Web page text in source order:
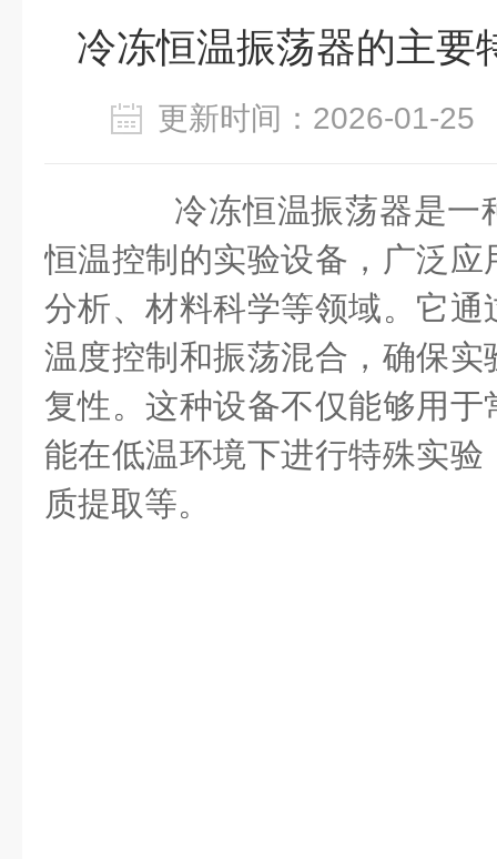
冷冻恒温振荡器的主要
更新时间：2026-01-
冷冻恒温振荡器是一
恒温控制的实验设备，广泛
分析、材料科学等领域。它
温度控制和振荡混合，确保
复性。这种设备不仅能够用
能在低温环境下进行特殊实
质提取等。